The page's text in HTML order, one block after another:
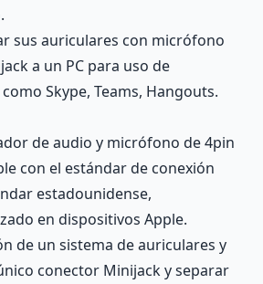
sus auriculares con micrófono
a un PC para uso de
Skype, Teams, Hangouts.
de audio y micrófono de 4pin
con el estándar de conexión
estadounidense,
en dispositivos Apple.
de un sistema de auriculares y
conector Minijack y separar